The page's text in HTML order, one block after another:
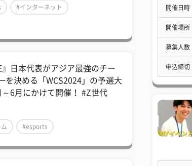
#インターネット
日本代表がアジア最強のチー
を決める「WCS2024」の予選大
6月にかけて開催！ #Z世代
#esports
開催日時
開催場所
募集人数
申込締切